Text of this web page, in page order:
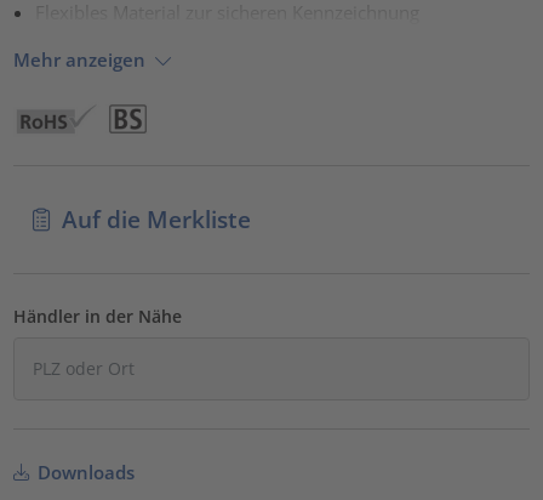
Mehr anzeigen
Auf die Merkliste
Händler in der Nähe
Downloads